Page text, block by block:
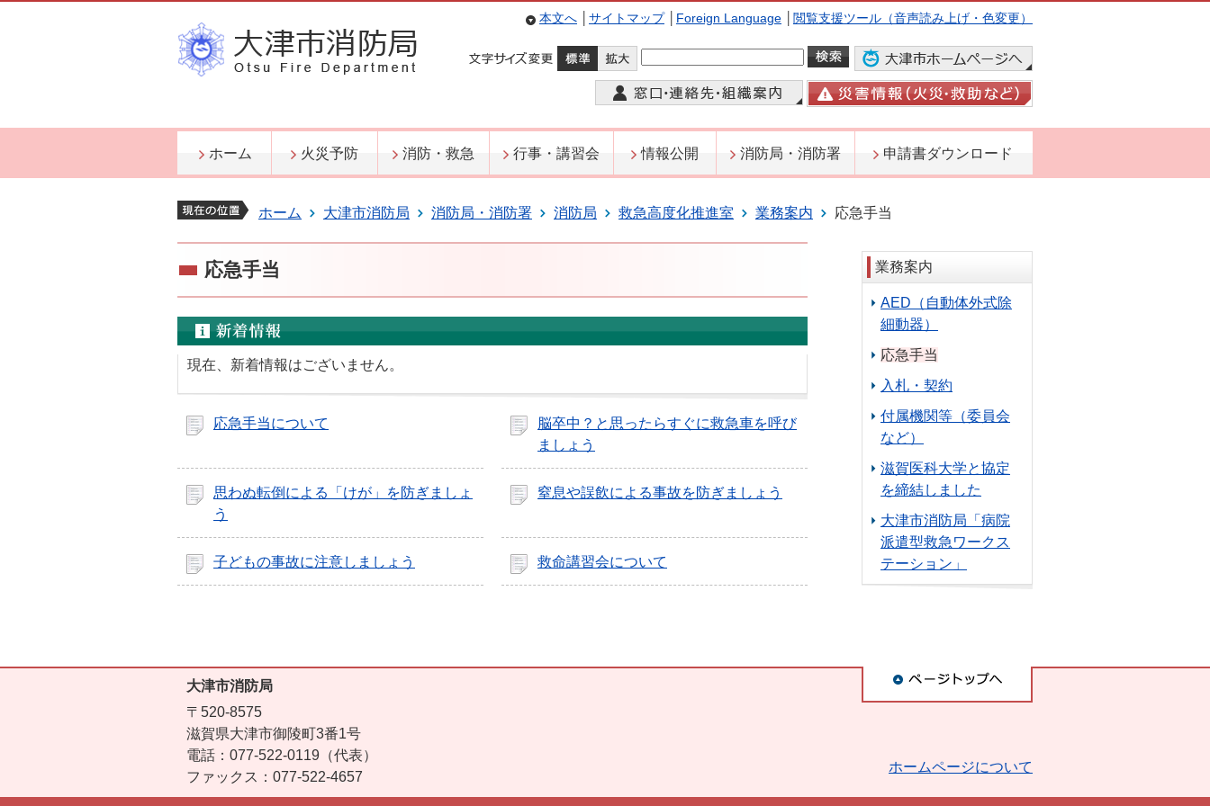
本文へ サイトマップ Foreign Language 閲覧支援ツール（音声読み上げ・色変更）
ホーム 火災予防 消防・救急 行事・講習会 情報公開 消防局・消防署 申請書ダウンロード
ホーム 大津市消防局 消防局・消防署 消防局 救急高度化推進室 業務案内 応急手当
応急手当
新着情報
現在、新着情報はございません。
応急手当について
脳卒中？と思ったらすぐに救急車を呼び
ましょう
思わぬ転倒による「けが」を防ぎましょ
う
窒息や誤飲による事故を防ぎましょう
子どもの事故に注意しましょう 救命講習会について
業務案内
AED（自動体外式除
細動器）
応急手当
入札・契約
付属機関等（委員会
など）
滋賀医科大学と協定
を締結しました
大津市消防局「病院
派遣型救急ワークス
テーション」
大津市消防局
〒520-8575
滋賀県大津市御陵町3番1号
電話：077-522-0119（代表）
ファックス：077-522-4657
ホームページについて